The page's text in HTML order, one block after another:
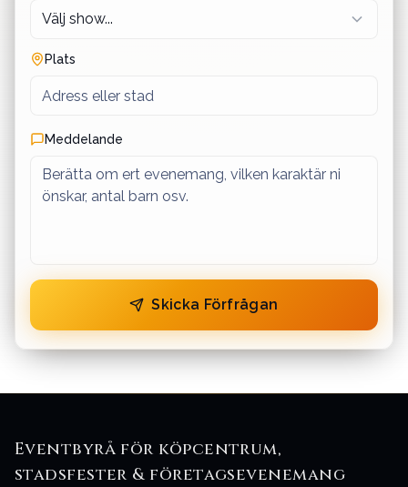
Plats
Meddelande
Skicka Förfrågan
Eventbyrå för köpcentrum,
stadsfester & företagsevenemang